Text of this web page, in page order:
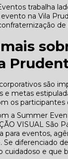
trabalha
na Vila
de
são
e metas
os participantes
a Summer
VISUAL São
para eventos,
Se diferenciado
cuidadoso e que